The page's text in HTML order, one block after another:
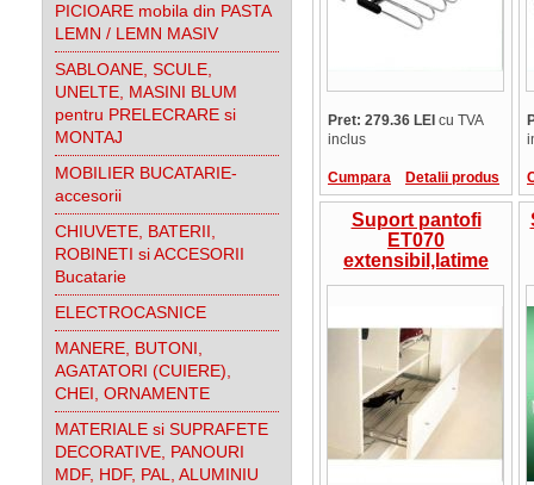
PICIOARE mobila din PASTA
LEMN / LEMN MASIV
SABLOANE, SCULE,
UNELTE, MASINI BLUM
pentru PRELECRARE si
MONTAJ
MOBILIER BUCATARIE-
accesorii
CHIUVETE, BATERII,
ROBINETI si ACCESORII
Bucatarie
ELECTROCASNICE
MANERE, BUTONI,
AGATATORI (CUIERE),
CHEI, ORNAMENTE
MATERIALE si SUPRAFETE
DECORATIVE, PANOURI
MDF, HDF, PAL, ALUMINIU
Pret: 279.36 LEI cu TVA
inclus
Cumpara Detalii produs
Suport pantofi
ET070
extensibil,latime
46-80cm